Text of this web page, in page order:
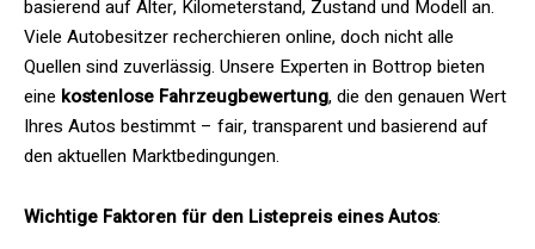
basierend auf Alter, Kilometerstand, Zustand und Modell an.
Viele Autobesitzer recherchieren online, doch nicht alle
Quellen sind zuverlässig. Unsere Experten in Bottrop bieten
eine kostenlose Fahrzeugbewertung, die den genauen Wert
Ihres Autos bestimmt – fair, transparent und basierend auf
den aktuellen Marktbedingungen.
Wichtige Faktoren für den Listepreis eines Autos: